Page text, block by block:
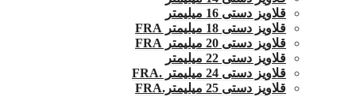
قلاویز دستی 16 میلیمتر
قلاویز دستی 18 میلیمتر FRA
قلاویز دستی 20 میلیمتر FRA
قلاویز دستی 22 میلیمتر
قلاویز دستی 24 میلیمتر .FRA
قلاویز دستی 25 میلیمتر.FRA